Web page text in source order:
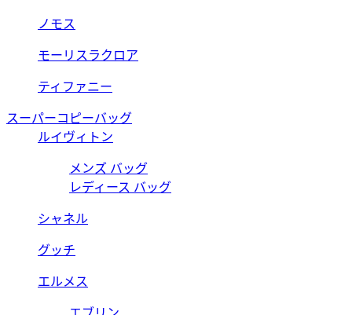
ノモス
モーリスラクロア
ティファニー
スーパーコピーバッグ
ルイヴィトン
メンズ バッグ
レディース バッグ
シャネル
グッチ
エルメス